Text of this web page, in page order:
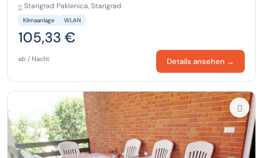
Starigrad Paklenica, Starigrad
Klimaanlage WLAN
105,33 €
ab / Nacht Details ansehen →